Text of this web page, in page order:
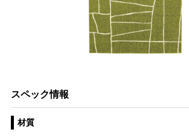
スペック情報
材質